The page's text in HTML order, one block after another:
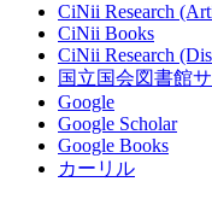
CiNii Research
CiNii Books
CiNii Research
国立国会図書館
Google
Google Scholar
Google Books
カーリル